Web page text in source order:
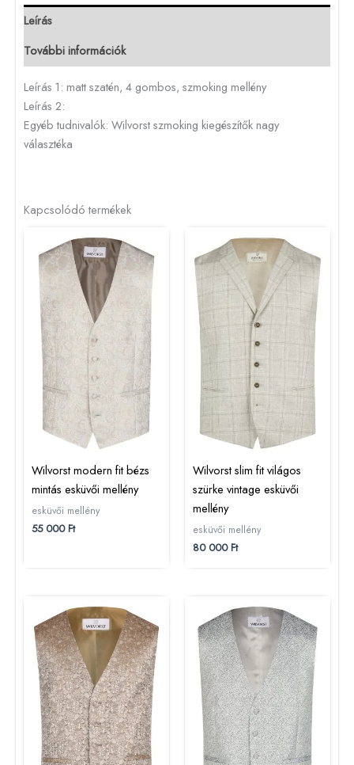
Leírás
További információk
Leírás 1: matt szatén, 4 gombos, szmoking mellény
Leírás 2:
Egyéb tudnivalók: Wilvorst szmoking kiegészítők nagy
választéka
Kapcsolódó termékek
Wilvorst modern fit bézs
mintás esküvői mellény
esküvői mellény
55 000Ft
Wilvorst slim fit világos
szürke vintage esküvői
mellény
esküvői mellény
80 000Ft